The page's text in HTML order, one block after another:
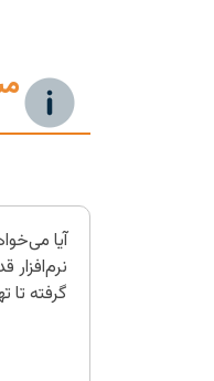
آیا
گرفته